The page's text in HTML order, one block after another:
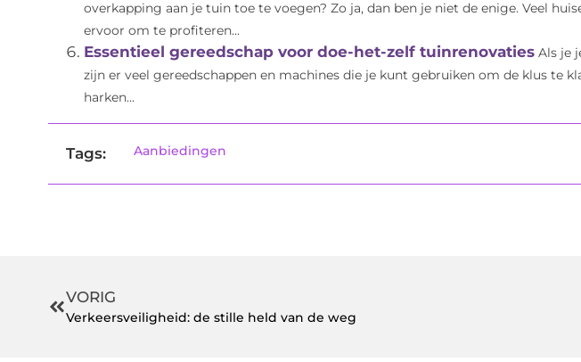
overkapping aan je tuin toe te voegen? Zo ja, dan ben je niet de enige. Veel
ervoor om te profiteren...
Essentieel gereedschap voor doe-het-zelf tuinrenovaties Als je
zijn er veel gereedschappen en machines die je kunt gebruiken om de klus te
harken...
Tags: Aanbiedingen
VORIG
Verkeersveiligheid: de stille held van de weg